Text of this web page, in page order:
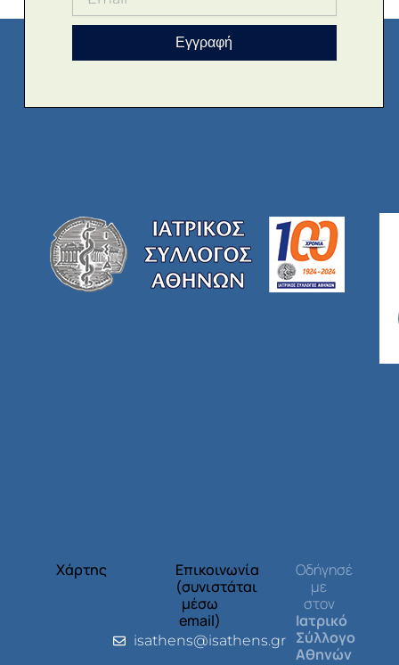
Εγγραφή
Χάρτης
Επικοινωνία
(συνιστάται
μέσω
email)
isathens@isathens.gr
Οδήγησέ
με
στον
Ιατρικό
Σύλλογο
Αθηνών